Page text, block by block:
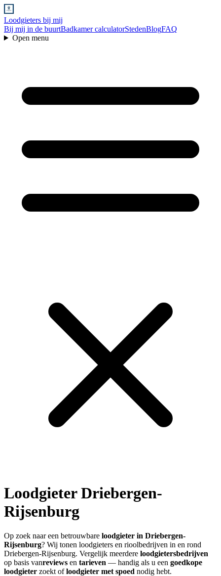
Loodgieters bij mij
Bij mij in de buurtBadkamer calculatorStedenBlogFAQ
Open menu
LoodgieterDriebergen-
Rijsenburg
Op zoek naar een betrouwbare loodgieter in Driebergen-
Rijsenburg? Wij tonen loodgieters en rioolbedrijven in en rond
Driebergen-Rijsenburg. Vergelijk meerdere loodgietersbedrijven
op basis vanreviews en tarieven — handig als u een goedkope
loodgieter zoekt ofloodgieter met spoed nodig hebt.